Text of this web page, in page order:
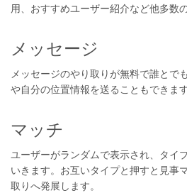
用、おすすめユーザー紹介など他多数
メッセージ
メッセージのやり取りが無料で誰とで
や自分の位置情報を送ることもできます
マッチ
ユーザーがランダムで表示され、タイ
いきます。お互いタイプと押すと見事
取りへ発展します。